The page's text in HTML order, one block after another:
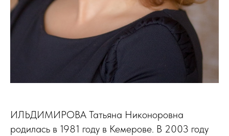
ИЛЬДИМИРОВА Татьяна Никоноровна
родилась в 1981 году в Кемерове. В 2003 году